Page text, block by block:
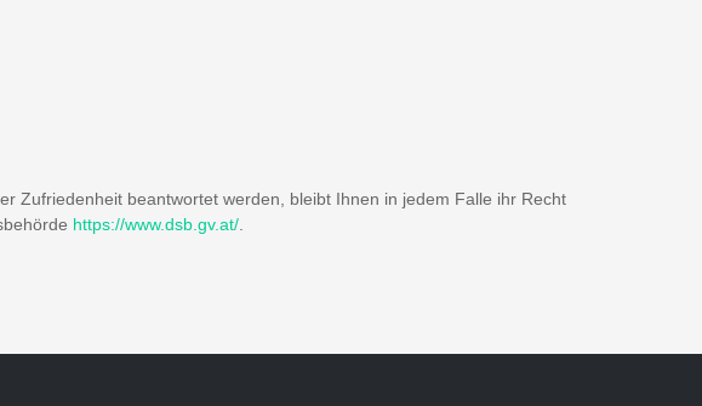
Zufriedenheit beantwortet werden, bleibt Ihnen in jedem Falle ihr Recht
https://www.dsb.gv.at/.